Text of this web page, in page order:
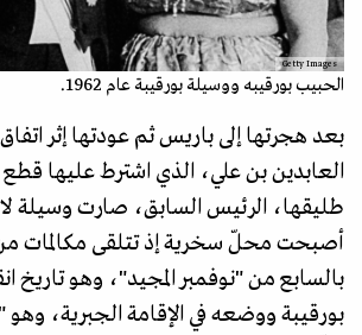
Getty Images
الحبيب بورقيبه ووسيلة بورقيبة عام 1962.
بعد هجرتها إلى باريس ثم عودتها إثر
العابدين بن علي، الذي اشترط عليها قطع
طليقها، الرئيس السابق، صارت وسيلة
أصبحت محلّ سخرية إذ تتلقى مكالمات
بالسابع من "نوفمبر المجيد"، وهو تاريخ
بورقيبة ووضعه في الإقامة الجبرية،